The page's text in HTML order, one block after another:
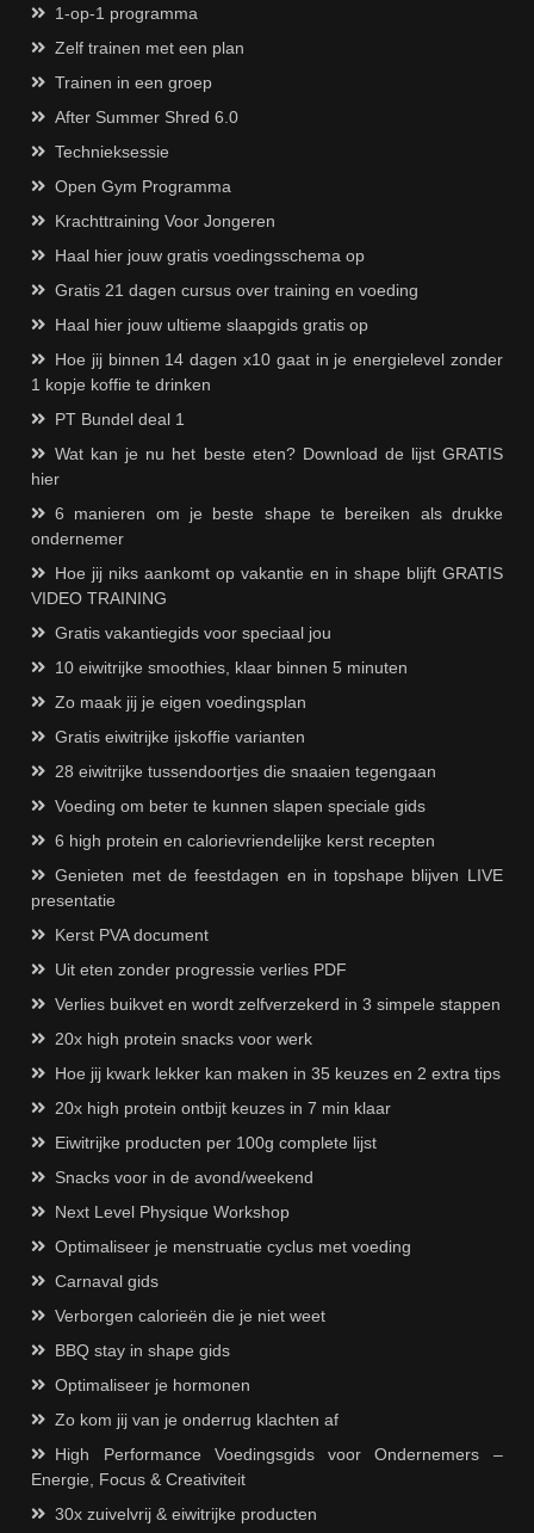
1-op-1 programma
Zelf trainen met een plan
Trainen in een groep
After Summer Shred 6.0
Technieksessie
Open Gym Programma
Krachttraining Voor Jongeren
Haal hier jouw gratis voedingsschema op
Gratis 21 dagen cursus over training en voeding
Haal hier jouw ultieme slaapgids gratis op
Hoe jij binnen 14 dagen x10 gaat in je energielevel zonder
1 kopje koffie te drinken
PT Bundel deal 1
Wat kan je nu het beste eten? Download de lijst GRATIS
hier
6 manieren om je beste shape te bereiken als drukke
ondernemer
Hoe jij niks aankomt op vakantie en in shape blijft GRATIS
VIDEO TRAINING
Gratis vakantiegids voor speciaal jou
10 eiwitrijke smoothies, klaar binnen 5 minuten
Zo maak jij je eigen voedingsplan
Gratis eiwitrijke ijskoffie varianten
28 eiwitrijke tussendoortjes die snaaien tegengaan
Voeding om beter te kunnen slapen speciale gids
6 high protein en calorievriendelijke kerst recepten
Genieten met de feestdagen en in topshape blijven LIVE
presentatie
Kerst PVA document
Uit eten zonder progressie verlies PDF
Verlies buikvet en wordt zelfverzekerd in 3 simpele stappen
20x high protein snacks voor werk
Hoe jij kwark lekker kan maken in 35 keuzes en 2 extra tips
20x high protein ontbijt keuzes in 7 min klaar
Eiwitrijke producten per 100g complete lijst
Snacks voor in de avond/weekend
Next Level Physique Workshop
Optimaliseer je menstruatie cyclus met voeding
Carnaval gids
Verborgen calorieën die je niet weet
BBQ stay in shape gids
Optimaliseer je hormonen
Zo kom jij van je onderrug klachten af
High Performance Voedingsgids voor Ondernemers –
Energie, Focus & Creativiteit
30x zuivelvrij & eiwitrijke producten